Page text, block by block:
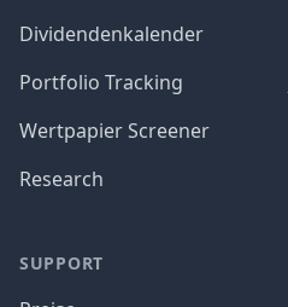
Dividendenkalender
Portfolio Tracking
Wertpapier Screener
Research
SUPPORT